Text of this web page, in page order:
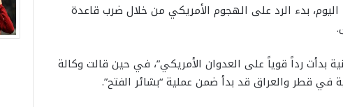
اليوم، بدء الرد على الهجوم الأمريكي من خلال ضرب قاعدة
بدأت رداً قوياً على العدوان الأمريكي”، في حين قالت وكالة
في قطر والعراق قد بدأ ضمن عملية “بشائر الفتح”.